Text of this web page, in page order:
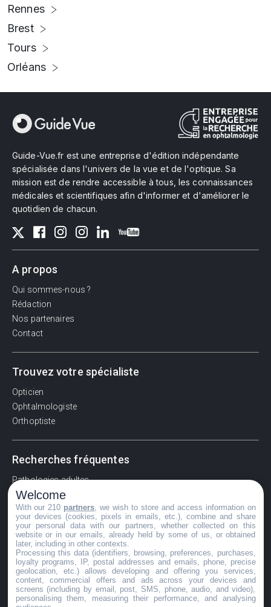
Rennes
Brest
Tours
Orléans
Guide-Vue.fr est une entreprise d'édition indépendante
spécialisée dans l'univers de la vue et de l'optique. Sa
mission est de rendre accessible à tous, les connaissances
médicales et scientifiques afin d'informer et d'améliorer le
quotidien de chacun.
A propos
Qui sommes-nous ?
Rédaction
Nos partenaires
Contact
Trouvez votre spécialiste
Opticien
Ophtalmologiste
Orthoptiste
Recherches fréquentes
Pathologies adultes
Signes d'une urgence ophtalmologique
La vision
Acuité visuelle
Myosis / mydriase
Œdème oculaire
©GuideVue2024
Welcome
With our 210 partners , we wish to store and access information on
your devices (cookies, pixels in emails, etc.), combine and share
your personal data with our partners, whether collected on this
website or in our emails, already held by some of us, or obtained
later, including in other contexts.
Processing this data (identifiers, browsing, preferences, purchases,
loyalty programs, IP, postal addresses and emails, phone, precise
geolocation, etc.) allows developing and offering you services,
content, commercial offers and ads across your devices and
screens (including by email, post, SMS, phone, audio, and video),
personalising them, measuring their performance, and analysing